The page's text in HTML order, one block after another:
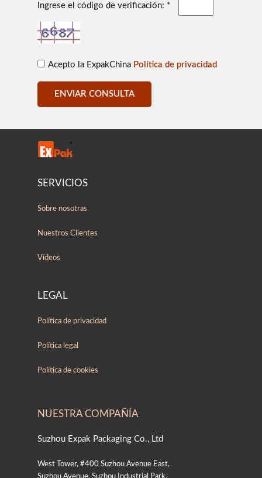
Ingrese el código de verificación: *
Acepto la ExpakChina Política de privacidad
ENVIAR CONSULTA
SERVICIOS
Sobre nosotras
Nuestros Clientes
Vídeos
LEGAL
Política de privacidad
Política legal
Política de cookies
NUESTRA COMPAÑÍA
Suzhou Expak Packaging Co., Ltd
West Tower, #400 Suzhou Avenue East,
Suzhou Avenue, Suzhou Industrial Park,